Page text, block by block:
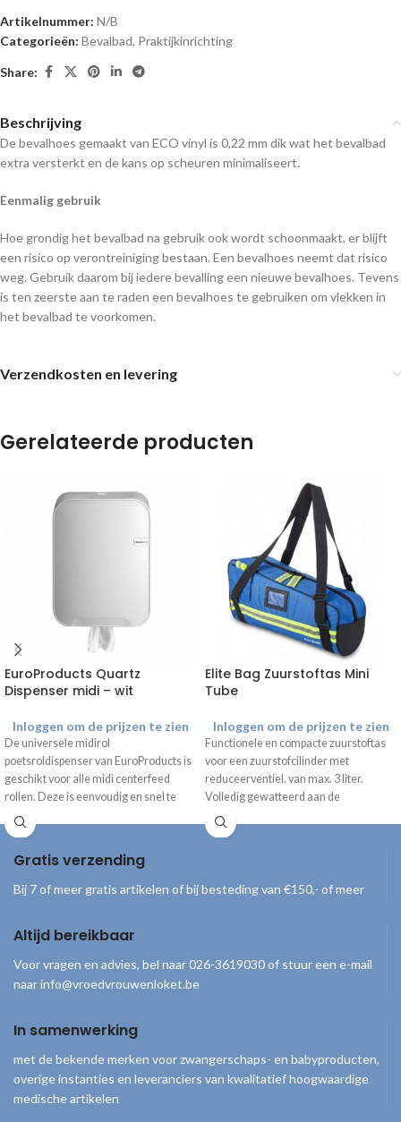
Artikelnummer: N/B
Categorieën: Bevalbad, Praktijkinrichting
Share:
Beschrijving
De bevalhoes gemaakt van ECO vinyl is 0,22 mm dik wat het bevalbad
extra versterkt en de kans op scheuren minimaliseert.
Eenmalig gebruik
Hoe grondig het bevalbad na gebruik ook wordt schoonmaakt, er blijft
een risico op verontreiniging bestaan. Een bevalhoes neemt dat risico
weg. Gebruik daarom bij iedere bevalling een nieuwe bevalhoes. Tevens
is ten zeerste aan te raden een bevalhoes te gebruiken om vlekken in
het bevalbad te voorkomen.
Verzendkosten en levering
Gerelateerde producten
EuroProducts Quartz
Dispenser midi – wit
Inloggen om de prijzen te zien
De universele midirol
poetsroldispenser van EuroProducts is
geschikt voor alle midi centerfeed
rollen. Deze is eenvoudig en snel te
doseren en hygiënisch in gebruik.
Elite Bag Zuurstoftas Mini
Tube
Inloggen om de prijzen te zien
Functionele en compacte zuurstoftas
voor een zuurstofcilinder met
reduceerventiel. van max. 3 liter.
Volledig gewatteerd aan de
binnenzijde om de zuurstofcilinder
maximaal te beschermen.
Gratis verzending
Bij 7 of meer gratis artikelen of bij besteding van €150,- of meer
Altijd bereikbaar
Voor vragen en advies, bel naar 026-3619030 of stuur een e-mail
naar info@vroedvrouwenloket.be
In samenwerking
met de bekende merken voor zwangerschaps- en babyproducten,
overige instanties en leveranciers van kwalitatief hoogwaardige
medische artikelen